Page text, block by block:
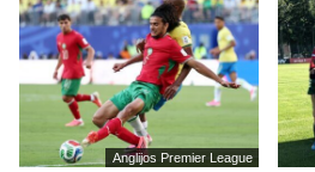
Anglijos Premier League